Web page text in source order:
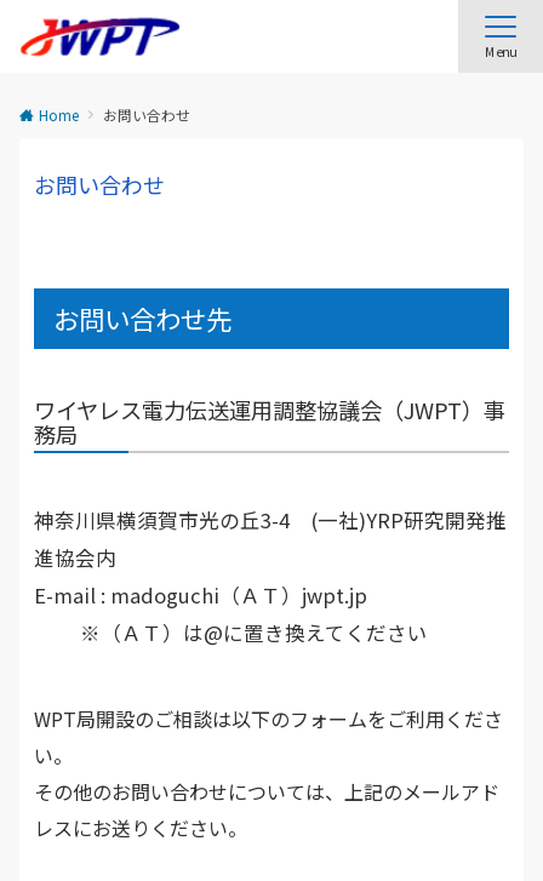
Menu
Home お問い合わせ
お問い合わせ
お問い合わせ先
ワイヤレス電力伝送運用調整協議会（JWPT）事
務局
神奈川県横須賀市光の丘3-4 (一社)YRP研究開発推
進協会内
E-mail : madoguchi（ＡＴ）jwpt.jp
※（ＡＴ）は@に置き換えてください
WPT局開設のご相談は以下のフォームをご利用くださ
い。
その他のお問い合わせについては、上記のメールアド
レスにお送りください。